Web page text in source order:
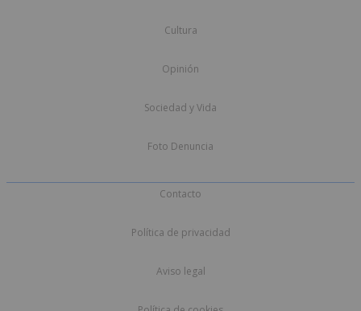
Cultura
Opinión
Sociedad y Vida
Foto Denuncia
Contacto
Política de privacidad
Aviso legal